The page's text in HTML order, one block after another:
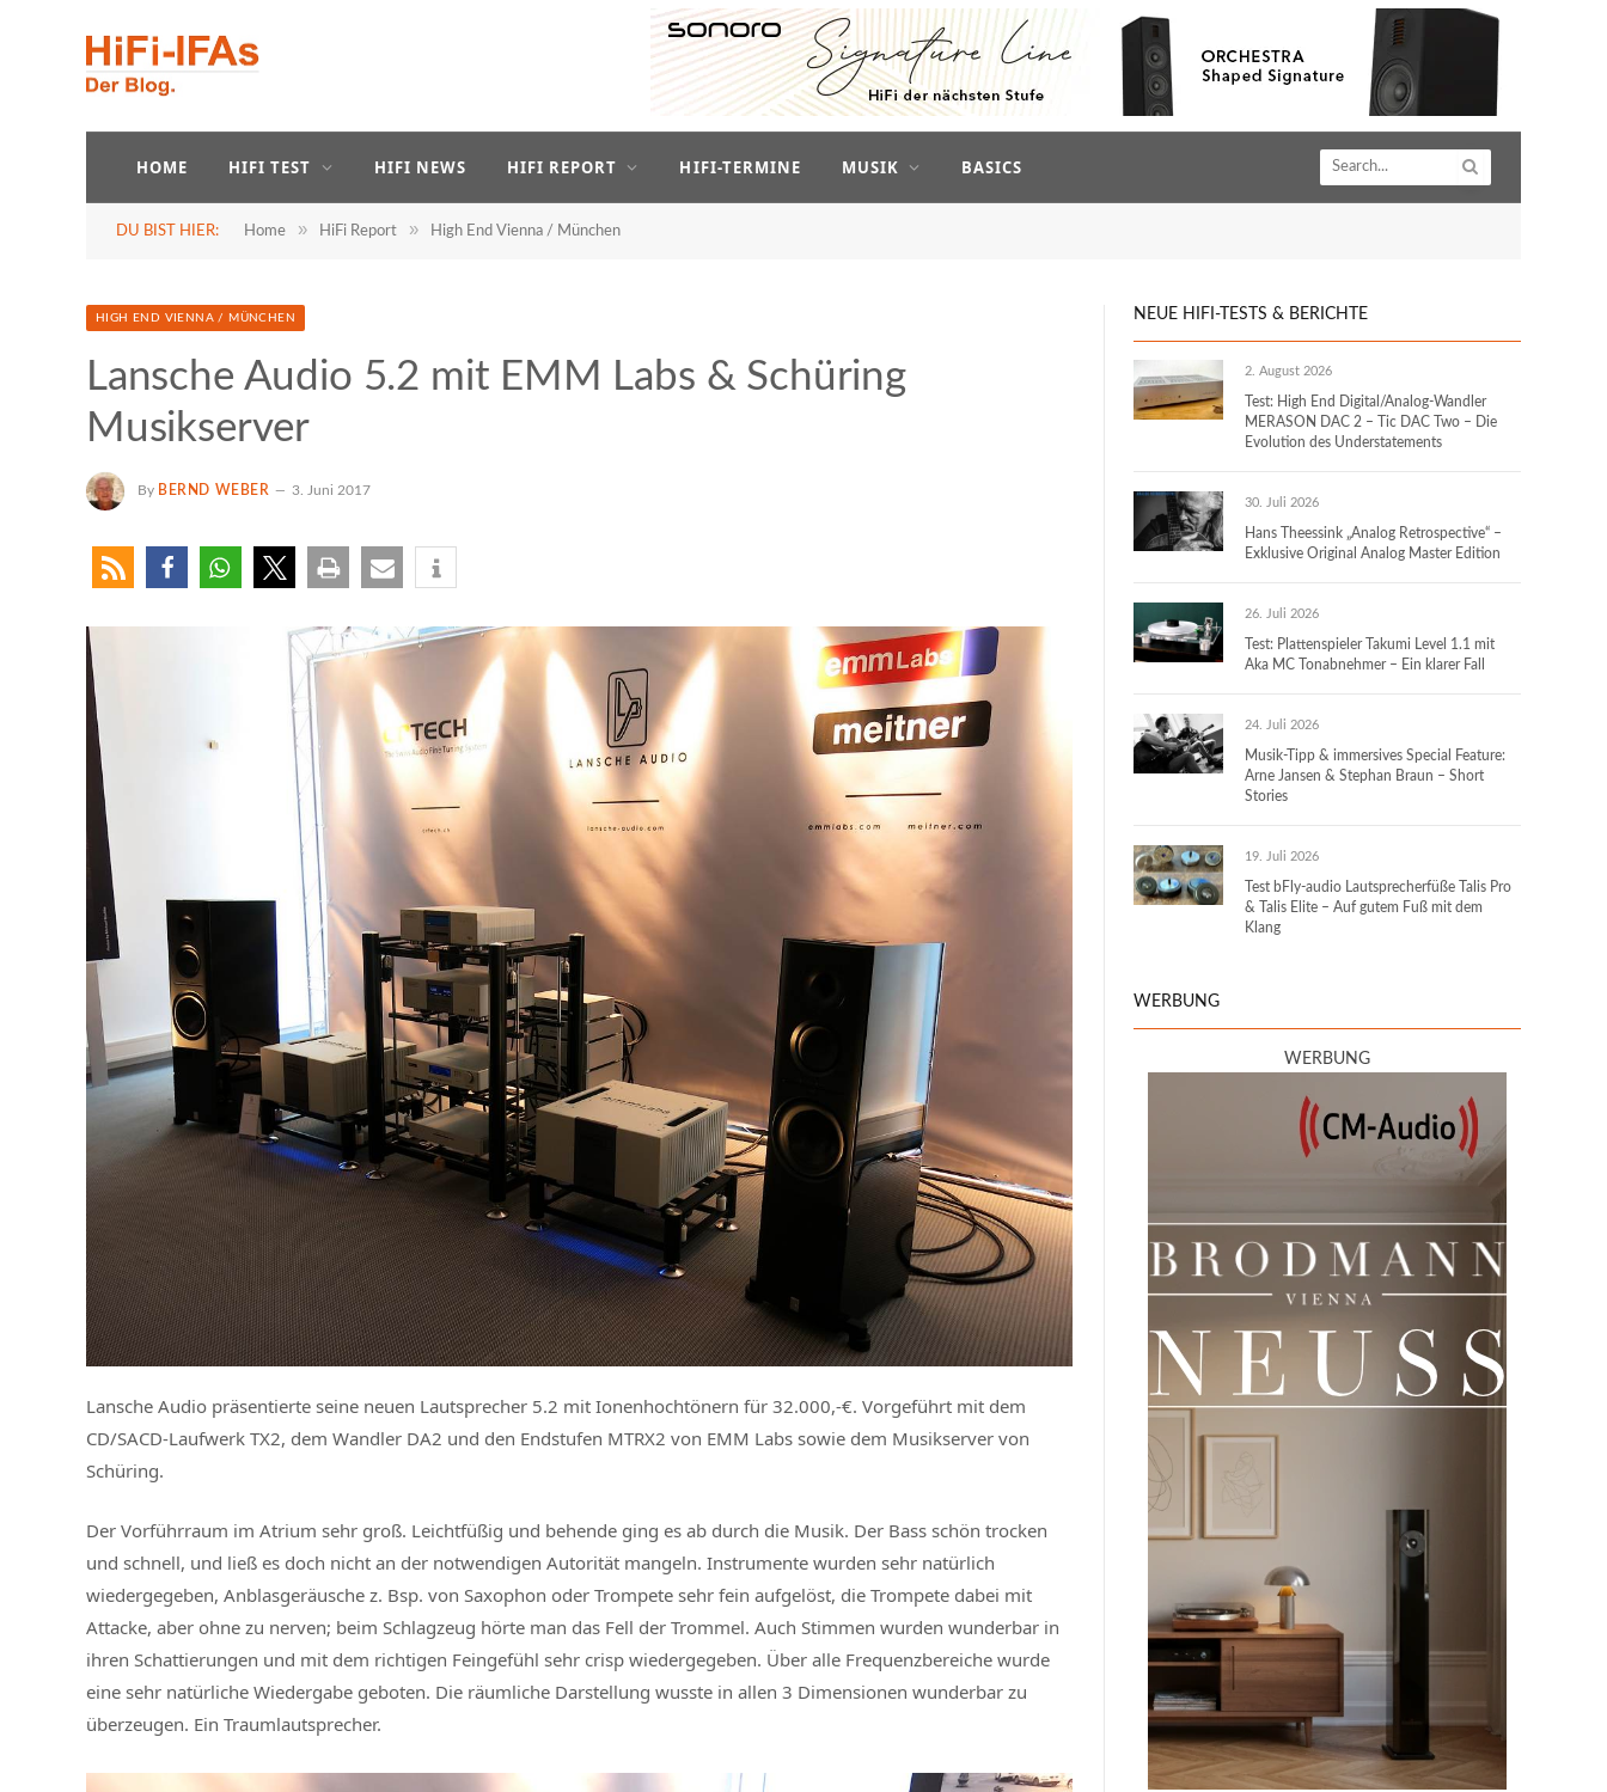
HOME HIFI TEST HIFI NEWS HIFI REPORT HIFI-TERMINE MUSIK BASICS
DU BIST HIER: Home » HiFi Report » High End Vienna / München
HIGH END VIENNA / MÜNCHEN
Lansche Audio 5.2 mit EMM Labs & Schüring
Musikserver
By BERND WEBER 3. Juni 2017
Lansche Audio präsentierte seine neuen Lautsprecher 5.2 mit Ionenhochtönern für 32.000,-€. Vorgeführt mit dem
CD/SACD-Laufwerk TX2, dem Wandler DA2 und den Endstufen MTRX2 von EMM Labs sowie dem Musikserver von
Schüring.
Der Vorführraum im Atrium sehr groß. Leichtfüßig und behende ging es ab durch die Musik. Der Bass schön trocken
und schnell, und ließ es doch nicht an der notwendigen Autorität mangeln. Instrumente wurden sehr natürlich
wiedergegeben, Anblasgeräusche z. Bsp. von Saxophon oder Trompete sehr fein aufgelöst, die Trompete dabei mit
Attacke, aber ohne zu nerven; beim Schlagzeug hörte man das Fell der Trommel. Auch Stimmen wurden wunderbar in
ihren Schattierungen und mit dem richtigen Feingefühl sehr crisp wiedergegeben. Über alle Frequenzbereiche wurde
eine sehr natürliche Wiedergabe geboten. Die räumliche Darstellung wusste in allen 3 Dimensionen wunderbar zu
überzeugen. Ein Traumlautsprecher.
NEUE HIFI-TESTS & BERICHTE
2. August 2026
Test: High End Digital/Analog-Wandler
MERASON DAC 2 – Tic DAC Two – Die
Evolution des Understatements
30. Juli 2026
Hans Theessink „Analog Retrospective“ –
Exklusive Original Analog Master Edition
26. Juli 2026
Test: Plattenspieler Takumi Level 1.1 mit
Aka MC Tonabnehmer – Ein klarer Fall
24. Juli 2026
Musik-Tipp & immersives Special Feature:
Arne Jansen & Stephan Braun – Short
Stories
19. Juli 2026
Test bFly-audio Lautsprecherfüße Talis Pro
& Talis Elite – Auf gutem Fuß mit dem
Klang
WERBUNG
WERBUNG